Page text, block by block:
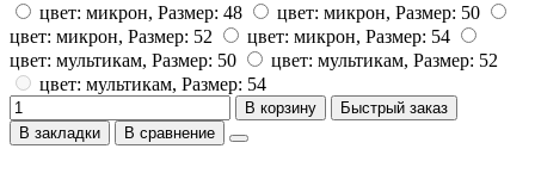
цвет: микрон, Размер: 48
цвет: микрон, Размер: 50
цвет: микрон, Размер: 52
цвет: микрон, Размер: 54
цвет: мультикам, Размер: 50
цвет: мультикам, Размер: 52
цвет: мультикам, Размер: 54
В корзину
Быстрый заказ
В закладки
В сравнение